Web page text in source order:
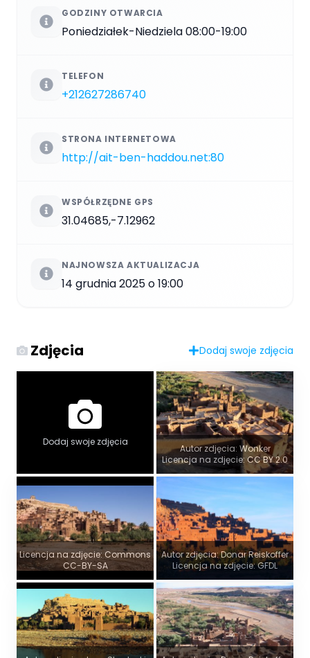
GODZINY OTWARCIA
Poniedziałek-Niedziela 08:00-19:00
TELEFON
+212627286740
STRONA INTERNETOWA
http://ait-ben-haddou.net:80
WSPÓŁRZĘDNE GPS
31.04685,-7.12962
NAJNOWSZA AKTUALIZACJA
14 grudnia 2025 o 19:00
Zdjęcia Dodaj swoje zdjęcia
Dodaj swoje zdjęcia
Autor zdjęcia: Wonker
Licencja na zdjęcie: CC BY 2.0
Licencja na zdjęcie: Commons
CC-BY-SA
Autor zdjęcia: Donar Reiskoffer
Licencja na zdjęcie: GFDL